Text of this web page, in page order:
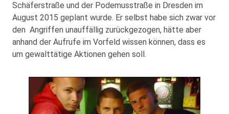
Schäferstraße und der Podemusstraße in Dresden im
August 2015 geplant wurde. Er selbst habe sich zwar vor
den Angriffen unauffällig zurückgezogen, hätte aber
anhand der Aufrufe im Vorfeld wissen können, dass es
um gewalttätige Aktionen gehen soll.